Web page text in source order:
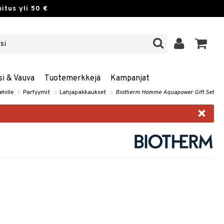
yli 50 €
& Vauva Tuotemerkkejä Kampanjat
» Parfyymit » Lahjapakkaukset » Biotherm Homme Aquapower Gift Set
×